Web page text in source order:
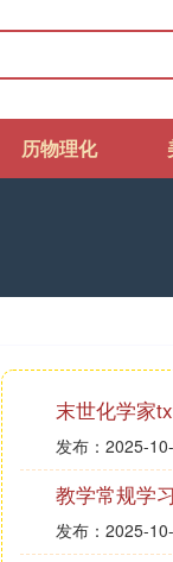
历物理化
末世化学家
发布：2025-
教学常规学
发布：2025-